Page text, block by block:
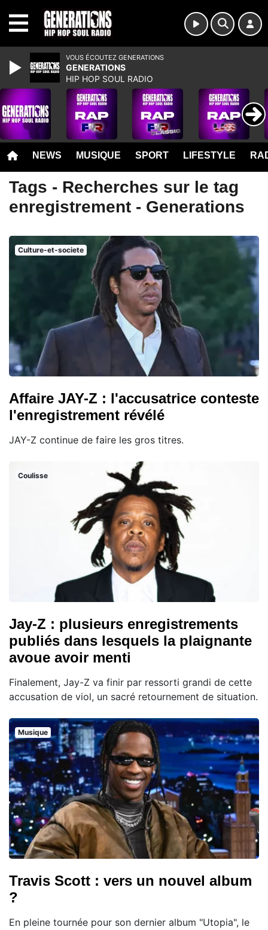
NEWS MUSIQUE SPORT LIFESTYLE
Tags - Recherches sur le tag
enregistrement - Generations
Culture-et-societe
Affaire JAY-Z : l'accusatrice conteste
l'enregistrement révélé
JAY-Z continue de faire les gros titres.
Coulisse
Jay-Z : plusieurs enregistrements
publiés dans lesquels la plaignante
avoue avoir menti
Finalement, Jay-Z va finir par ressorti grandi de cette
accusation de viol, un sacré retournement de situation.
Musique
Travis Scott : vers un nouvel album
?
En pleine tournée pour son dernier album "Utopia", le
VOUS ÉCOUTEZ GENERATIONS
GENERATIONS
HIP HOP SOUL RADIO